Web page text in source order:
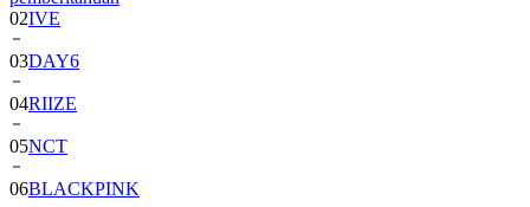
03DAY6
04RIIZE
05NCT
06BLACKPINK
07TWS